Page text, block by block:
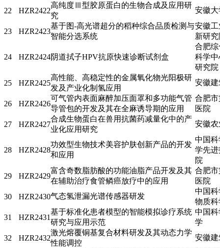
22 HZR2422
高纯度Ⅲ型胶原蛋白的生物合成及应用研
究
安徽大
23 HZR2423
基于图-高光谱超分的稻种综合品质检测与
智能分选系统
安徽
新研
24 HZR2424阴道拭子HPV抗原快速诊断试剂盒
合肥
科学
研究院
25
HZR2425
高性能、高稳定性的金属氧化物光阳极研
发及产业化制氢应用
安徽
26 HZR2426
可气管内表面麻醉加压面罩和多功能气管
导管包的开发及其在全麻诱导期的应用
合肥
医院
27
HZR2427
合成生物蛋白在兽用抗菌药减量化中的产
业化应用研究
安徽
28 HZR2428
功效型生物技术美容护肤创新产品的开发
和应用
中国
学先
院
29
HZR2429
富含奇数脂肪酸的功能油脂产品开发及其
在辅助治疗食管鳞癌放疗中的应用
合肥
医院
30
HZR2430气态氢泄漏光谱传感器研发
中国
物质
31
HZR2431
基于标准化患者模型的智能模拟诊疗系统
研究与应用示范
中国
学
32
HZR2432
激光熔覆铜基复合材料研发及其动态力学
性能调控
安徽